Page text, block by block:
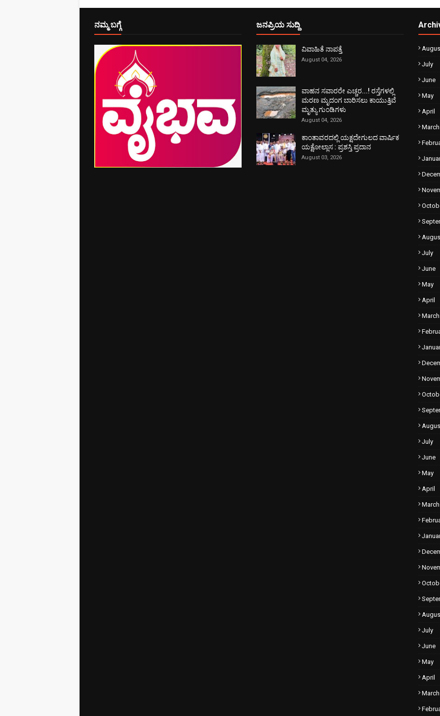
ನಮ್ಮ ಬಗ್ಗೆ ಜನಪ್ರಿಯ ಸುದ್ದಿ
ವಿವಾಹಿತೆ ನಾಪತ್ತೆ
August 04, 2026
ವಾಹನ ಸವಾರರೇ ಎಚ್ಚರ...! ರಸ್ತೆಗಳಲ್ಲಿ
ಮರಣ ಮೃದಂಗ ಬಾರಿಸಲು ಕಾಯುತ್ತಿವೆ
ಮೃತ್ಯು ಗುಂಡಿಗಳು
August 04, 2026
ಕಾಂತಾವರದಲ್ಲಿ ಯಕ್ಷದೇಗುಲದ ವಾರ್ಷಿಕ
ಯಕ್ಷೋಲ್ಲಾಸ : ಪ್ರಶಸ್ತಿ ಪ್ರದಾನ
August 03, 2026
July
June
May
April
March
July
June
May
April
March
July
June
May
April
March
July
June
May
April
March